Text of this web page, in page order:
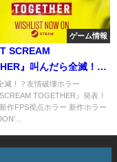
ゲーム情報
SCREAM
』叫んだら全滅！？
ホラゲー発表！—VC必
FPS視点ホラー
滅！？友情破壊ホラー
SCREAM TOGETHER』発表！
作FPS視点ホラー 新作ホラー